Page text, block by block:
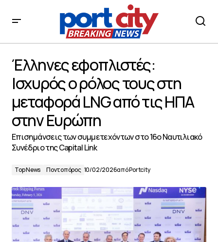
μεταφορά LNG από τις ΗΠΑ στην Ευρώπη
Έλληνες εφοπλιστές:
Ισχυρός ο ρόλος τους στη
μεταφορά LNG από τις ΗΠΑ
στην Ευρώπη
Επισημάνσεις των συμμετεχόντων στο 16ο Ναυτιλιακό
Συνέδριο της Capital Link
Top News Ποντοπόρος 10/02/2026απόPortcity